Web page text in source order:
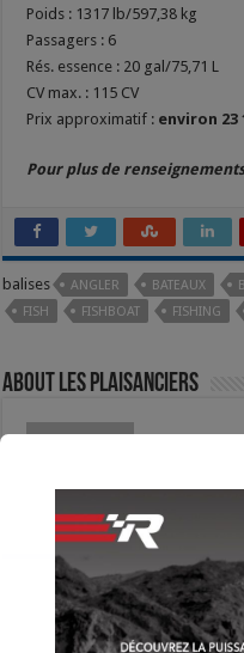
Poids : 1317 lb/597,38 kg
Passagers : 6
Rés. essence : 20 gal/75,71 L
CV max. : 115 CV
Prix approximatif : environ 23
Pour plus de
balises ANGLER BATEAUX
FISH
FISHBOAT FISHING
About Les Plaisanciers
Previous
Campion Explorer EX 22